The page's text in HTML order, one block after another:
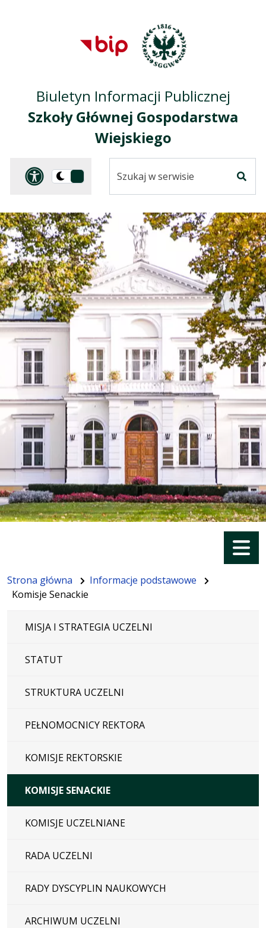
Przejdź do
głównego menu
Przejdź do treści
Przejdź do mapy
serwisu
Biuletyn Informacji Publicznej
Szkoły Głównej Gospodarstwa
Wiejskiego
Panel dostosowania
Przełącz
ciemną
serwisie
Menu
Strona główna
Informacje podstawowe
Komisje Senackie
MISJA I STRATEGIA UCZELNI
STATUT
STRUKTURA UCZELNI
PEŁNOMOCNICY REKTORA
KOMISJE REKTORSKIE
KOMISJE SENACKIE
KOMISJE UCZELNIANE
RADA UCZELNI
RADY DYSCYPLIN NAUKOWYCH
ARCHIWUM UCZELNI